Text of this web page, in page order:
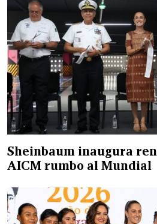
Sheinbaum inaugura
AICM rumbo al Mundial